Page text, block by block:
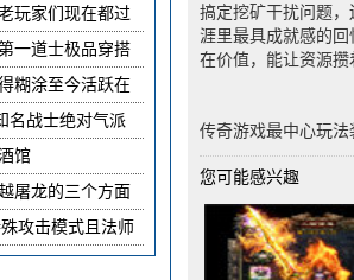
搞定挖矿干扰问题
涯里最具成就感的
在价值，能让资源攒
传奇游戏最中心玩法
您可能感兴趣
玩家们现在都过
一道士极品穿搭
糊涂至今活跃在
名战士绝对气派
馆
屠龙的三个方面
攻击模式且法师